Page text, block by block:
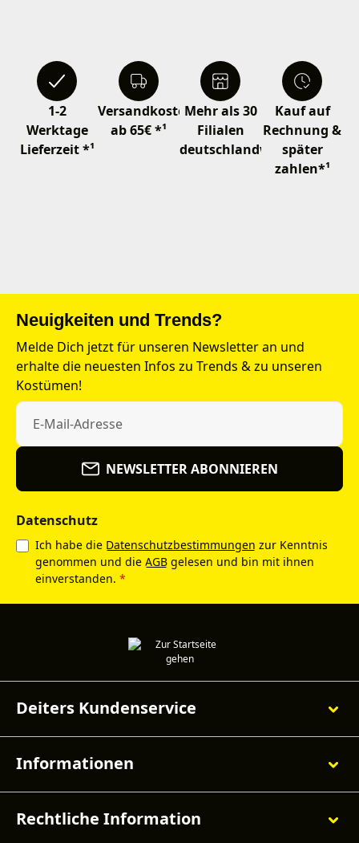
1-2
Werktage
Lieferzeit *¹
Versandkostenfrei
ab 65€ *¹
Mehr als 30
Filialen
deutschlandweit
Kauf auf
Rechnung &
später
zahlen*¹
Neuigkeiten und Trends?
Melde Dich jetzt für unseren Newsletter an und
erhalte die neuesten Infos zu Trends & zu unseren
Kostümen!
NEWSLETTER ABONNIEREN
Datenschutz
Ich habe die Datenschutzbestimmungen zur Kenntnis
genommen und die AGB gelesen und bin mit ihnen
einverstanden. *
Deiters Kundenservice
Informationen
Rechtliche Information